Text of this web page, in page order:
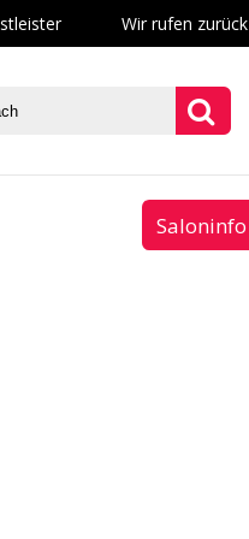
Wir rufen zurück
Saloninfo